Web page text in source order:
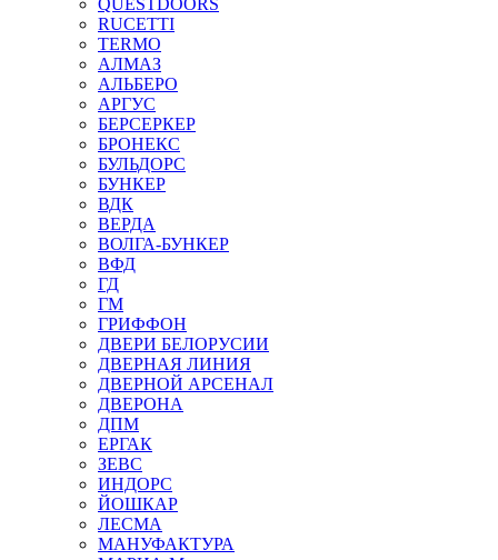
QUESTDOORS
RUCETTI
TERMO
АЛМАЗ
АЛЬБЕРО
АРГУС
БЕРСЕРКЕР
БРОНЕКС
БУЛЬДОРС
БУНКЕР
ВДК
ВЕРДА
ВОЛГА-БУНКЕР
ВФД
ГД
ГМ
ГРИФФОН
ДВЕРИ БЕЛОРУСИИ
ДВЕРНАЯ ЛИНИЯ
ДВЕРНОЙ АРСЕНАЛ
ДВЕРОНА
ДПМ
ЕРГАК
ЗЕВС
ИНДОРС
ЙОШКАР
ЛЕСМА
МАНУФАКТУРА